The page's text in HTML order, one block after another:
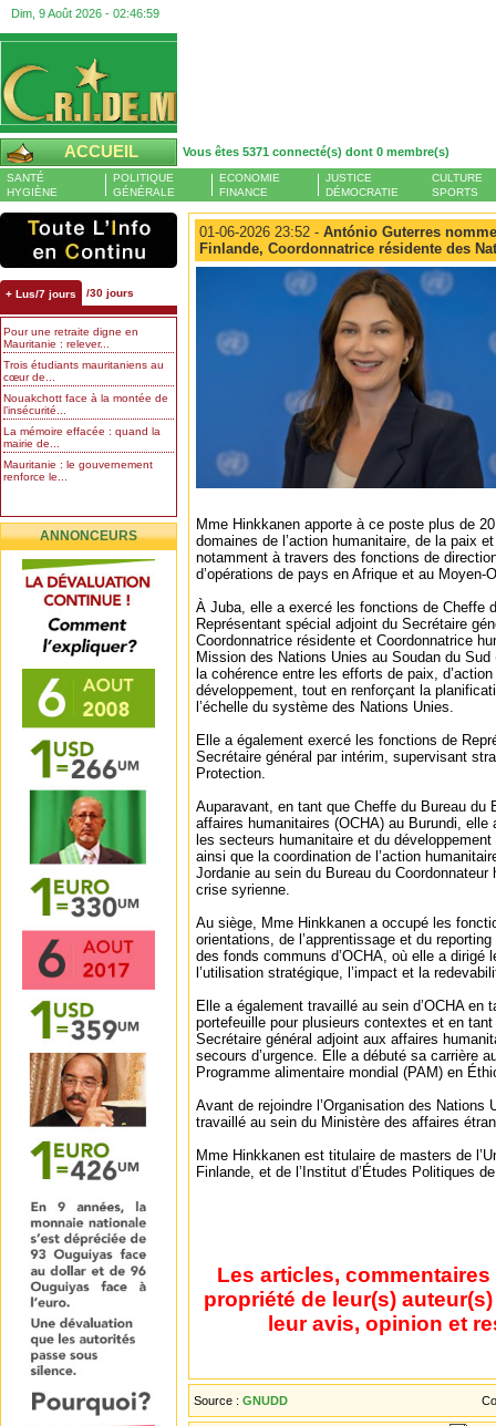
Dim, 9 Août 2026 - 02:47:00
ACCUEIL Vous êtes 5371 connecté(s) dont 0 membre(s)
SANTÉ
HYGIÈNE
POLITIQUE
GÉNÉRALE
ECONOMIE
FINANCE
JUSTICE
DÉMOCRATIE
CULTURE
SPORTS
+ Lus/7 jours /30 jours
Pour une retraite digne en
Mauritanie : relever...
Trois étudiants mauritaniens au
cœur de...
Nouakchott face à la montée de
l’insécurité...
La mémoire effacée : quand la
mairie de...
Mauritanie : le gouvernement
renforce le...
ANNONCEURS
01-06-2026 23:52 - António Guterres
Finlande, Coordonnatrice résidente des
Mme Hinkkanen apporte à ce poste plus de
domaines de l’action humanitaire, de la paix
notamment à travers des fonctions de
d’opérations de pays en Afrique et au Moyen-
À Juba, elle a exercé les fonctions de Cheffe
Représentant spécial adjoint du Secrétaire
Coordonnatrice résidente et Coordonnatrice
Mission des Nations Unies au Soudan du
la cohérence entre les efforts de paix,
développement, tout en renforçant la
l’échelle du système des Nations Unies.
Elle a également exercé les fonctions de
Secrétaire général par intérim, supervisant
Protection.
Auparavant, en tant que Cheffe du Bureau du
affaires humanitaires (OCHA) au Burundi, elle
les secteurs humanitaire et du
ainsi que la coordination de l’action
Jordanie au sein du Bureau du Coordonnateur
crise syrienne.
Au siège, Mme Hinkkanen a occupé les
orientations, de l’apprentissage et du
des fonds communs d’OCHA, où elle a dirigé
l’utilisation stratégique, l’impact et la
Elle a également travaillé au sein d’OCHA en
portefeuille pour plusieurs contextes et en
Secrétaire général adjoint aux affaires
secours d’urgence. Elle a débuté sa carrière
Programme alimentaire mondial (PAM) en
Avant de rejoindre l’Organisation des Nations
travaillé au sein du Ministère des affaires
Mme Hinkkanen est titulaire de masters de
Finlande, et de l’Institut d’Études Politiques
Les articles,
propriété de leur(s)
leur avis, opinion et
Source : GNUDD